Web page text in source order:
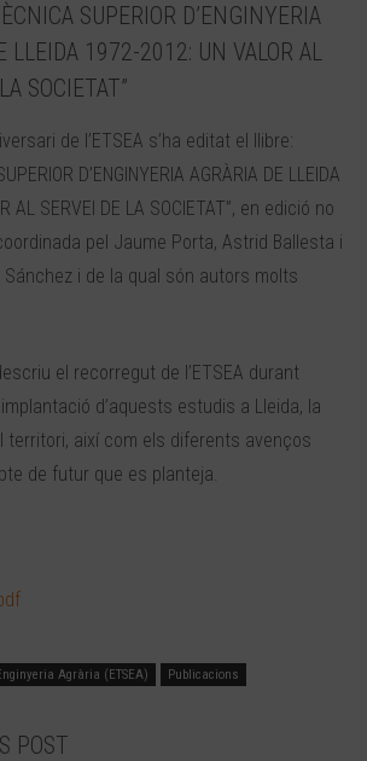
SUPERIOR D’ENGINYERIA
LLEIDA 1972-2012: UN VALOR AL
SOCIETAT”
de l’ETSEA s’ha editat el llibre:
D’ENGINYERIA AGRÀRIA DE LLEIDA
AL SERVEI DE LA SOCIETAT”, en edició no
pel Jaume Porta, Astrid Ballesta i
i de la qual són autors molts
el recorregut de l’ETSEA durant
d’aquests estudis a Lleida, la
territori, així com els diferents avenços
de futur que es planteja.
Agrària (ETSEA) Publicacions
POST